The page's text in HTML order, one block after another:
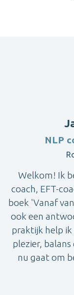
NLP
Welkom! Ik
coach, EFT-
boek 'Vanaf
ook een
praktijk help ik
plezier,
nu gaat om